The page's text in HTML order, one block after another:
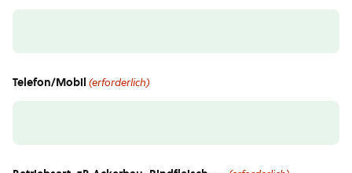
Telefon/Mobil (erforderlich)